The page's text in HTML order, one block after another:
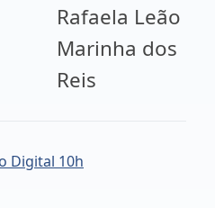
Rafaela Leão
Marinha dos
Reis
Digital 10h